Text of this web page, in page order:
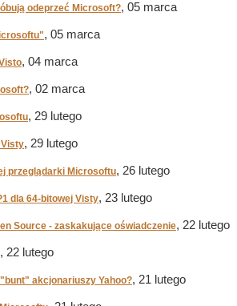
odeprzeć Microsoft?, 05 marca
, 05 marca
, 04 marca
, 02 marca
, 29 lutego
, 29 lutego
przeglądarki Microsoftu, 26 lutego
dla 64-bitowej Visty, 23 lutego
Source - zaskakujące oświadczenie, 22 lutego
, 22 lutego
akcjonariuszy Yahoo?, 21 lutego